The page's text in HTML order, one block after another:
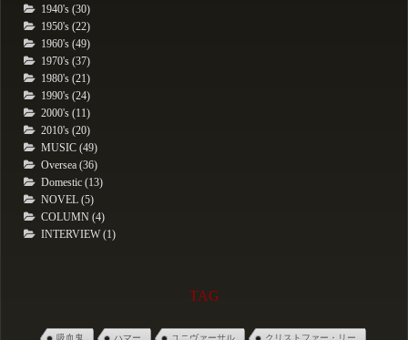
1940's (30)
1950's (22)
1960's (49)
1970's (37)
1980's (21)
1990's (24)
2000's (11)
2010's (20)
MUSIC (49)
Oversea (36)
Domestic (13)
NOVEL (5)
COLUMN (4)
INTERVIEW (1)
TAG